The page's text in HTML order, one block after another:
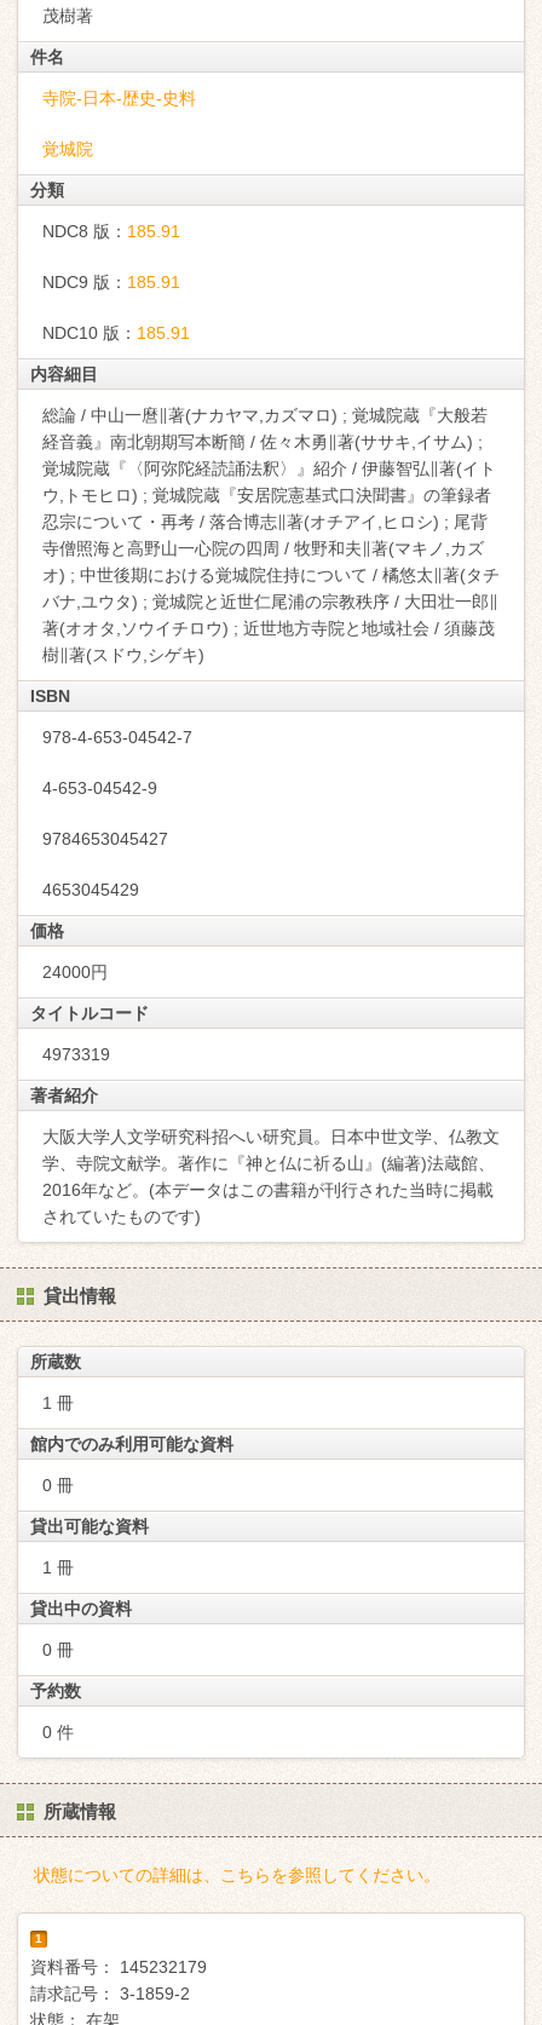
茂樹著
件名
寺院-日本-歴史-史料
覚城院
分類
NDC8 版： 185.91
NDC9 版： 185.91
NDC10 版： 185.91
内容細目
総論 / 中山一麿∥著(ナカヤマ,カズマロ) ; 覚城院蔵『大般若
経音義』南北朝期写本断簡 / 佐々木勇∥著(ササキ,イサム) ;
覚城院蔵『〈阿弥陀経読誦法釈〉』紹介 / 伊藤智弘∥著(イト
ウ,トモヒロ) ; 覚城院蔵『安居院憲基式口決聞書』の筆録者
忍宗について・再考 / 落合博志∥著(オチアイ,ヒロシ) ; 尾背
寺僧照海と高野山一心院の四周 / 牧野和夫∥著(マキノ,カズ
オ) ; 中世後期における覚城院住持について / 橘悠太∥著(タチ
バナ,ユウタ) ; 覚城院と近世仁尾浦の宗教秩序 / 大田壮一郎∥
著(オオタ,ソウイチロウ) ; 近世地方寺院と地域社会 / 須藤茂
樹∥著(スドウ,シゲキ)
ISBN
978-4-653-04542-7
4-653-04542-9
9784653045427
4653045429
価格
24000円
タイトルコード
4973319
著者紹介
大阪大学人文学研究科招へい研究員。日本中世文学、仏教文
学、寺院文献学。著作に『神と仏に祈る山』(編著)法蔵館、
2016年など。(本データはこの書籍が刊行された当時に掲載
されていたものです)
貸出情報
所蔵数
1 冊
館内でのみ利用可能な資料
0 冊
貸出可能な資料
1 冊
貸出中の資料
0 冊
予約数
0 件
所蔵情報
状態についての詳細は、こちらを参照してください。
1
資料番号：
145232179
請求記号：
3-1859-2
状態：
在架